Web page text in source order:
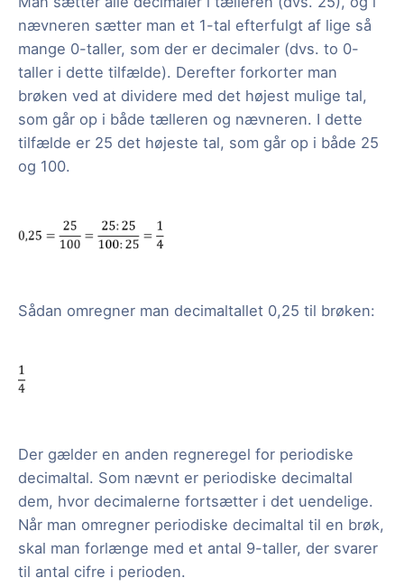
nævneren sætter man et 1-tal efterfulgt af lige så
mange 0-taller, som der er decimaler (dvs. to 0-
taller i dette tilfælde). Derefter forkorter man
brøken ved at dividere med det højest mulige tal,
som går op i både tælleren og nævneren. I dette
tilfælde er 25 det højeste tal, som går op i både 25
og 100.
Sådan omregner man decimaltallet 0,25 til brøken:
Der gælder en anden regneregel for periodiske
decimaltal. Som nævnt er periodiske decimaltal
dem, hvor decimalerne fortsætter i det uendelige.
Når man omregner periodiske decimaltal til en brøk,
skal man forlænge med et antal 9-taller, der svarer
til antal cifre i perioden.